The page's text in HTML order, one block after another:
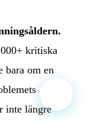
kritiska
bara om en
inte längre